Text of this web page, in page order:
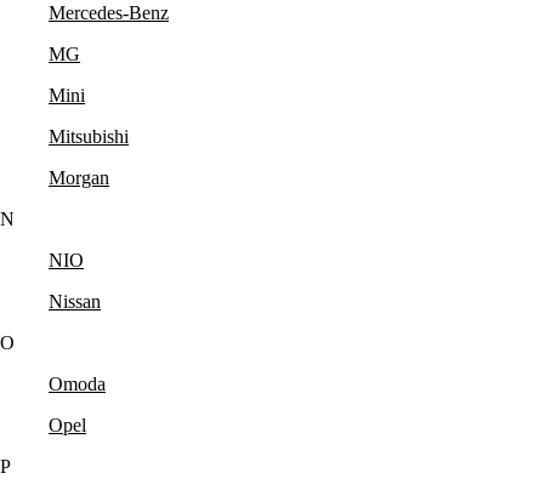
Mercedes-Benz
MG
Mini
Mitsubishi
Morgan
N
NIO
Nissan
O
Omoda
Opel
P